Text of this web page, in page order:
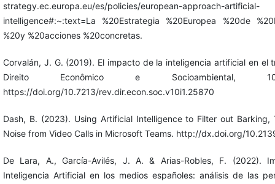
strategy.ec.europa.eu/es/policies/european-approach-artificial-
intelligence#:~:text=La %20Estrategia %20Europea %20de
%20y %20acciones %20concretas.
Corvalán, J. G. (2019). El impacto de la inteligencia artificial en el
Direito Econômico e Socioambiental,
https://doi.org/10.7213/rev.dir.econ.soc.v10i1.25870
Dash, B. (2023). Using Artificial Intelligence to Filter out Barking,
Noise from Video Calls in Microsoft Teams. http://dx.doi.org/
De Lara, A., García-Avilés, J. A. & Arias-Robles, F. (2022).
Inteligencia Artificial en los medios españoles: análisis de las